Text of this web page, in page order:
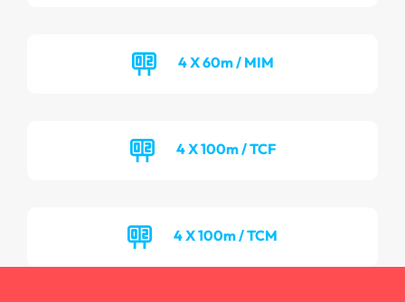
4 X 60m / MIM
4 X 100m / TCF
4 X 100m / TCM